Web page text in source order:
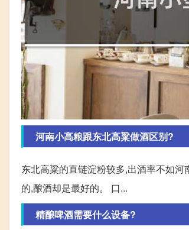
河南小高粮跟东北高粱做酒区别?
东北高粱的直链淀粉较多,出酒率不如
的,酿酒却是最好的。 口...
精酿啤酒需要什么设备?